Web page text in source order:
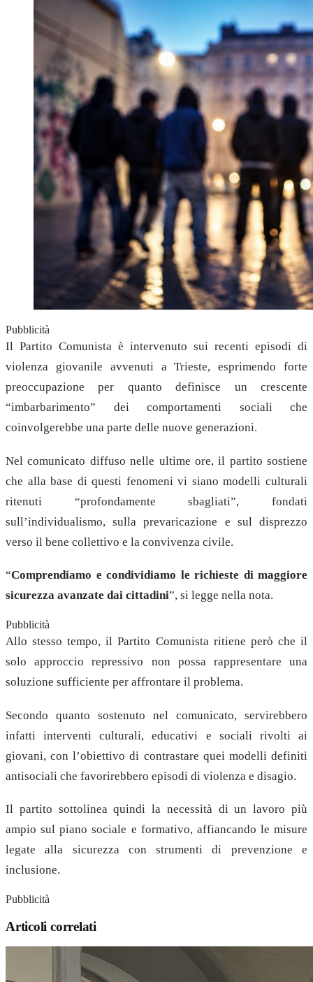
Pubblicità
Il Partito Comunista è intervenuto sui recenti episodi di
violenza giovanile avvenuti a Trieste, esprimendo forte
preoccupazione per quanto definisce un crescente
“imbarbarimento” dei comportamenti sociali che
coinvolgerebbe una parte delle nuove generazioni.
Nel comunicato diffuso nelle ultime ore, il partito sostiene
che alla base di questi fenomeni vi siano modelli culturali
ritenuti “profondamente sbagliati”, fondati
sull’individualismo, sulla prevaricazione e sul disprezzo
verso il bene collettivo e la convivenza civile.
“Comprendiamo e condividiamo le richieste di maggiore
sicurezza avanzate dai cittadini”, si legge nella nota.
Pubblicità
Allo stesso tempo, il Partito Comunista ritiene però che il
solo approccio repressivo non possa rappresentare una
soluzione sufficiente per affrontare il problema.
Secondo quanto sostenuto nel comunicato, servirebbero
infatti interventi culturali, educativi e sociali rivolti ai
giovani, con l’obiettivo di contrastare quei modelli definiti
antisociali che favorirebbero episodi di violenza e disagio.
Il partito sottolinea quindi la necessità di un lavoro più
ampio sul piano sociale e formativo, affiancando le misure
legate alla sicurezza con strumenti di prevenzione e
inclusione.
Pubblicità
Articoli correlati